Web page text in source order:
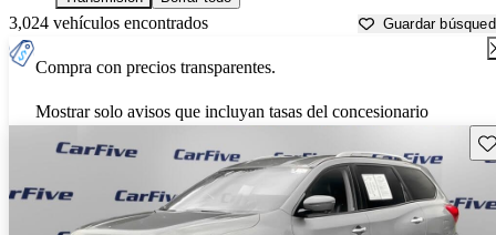
3,024 vehículos encontrados Guardar
Compra con precios transparentes.
Mostrar solo avisos que incluyan tasas del concesionario